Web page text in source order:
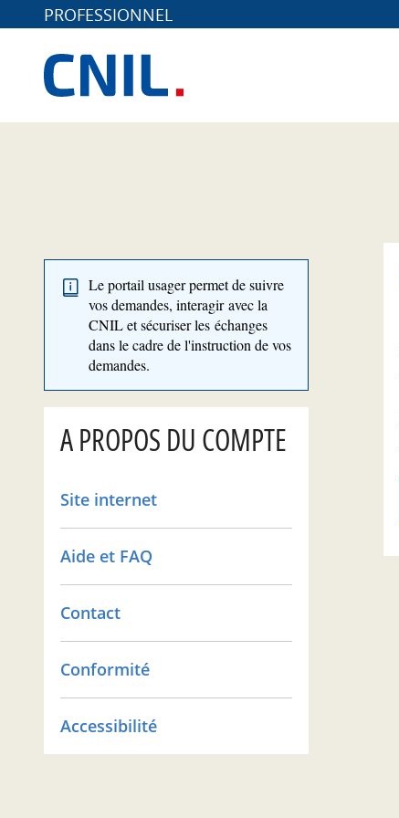
PROFESSIONNEL
Le portail usager permet de suivre
vos demandes, interagir avec la
CNIL et sécuriser les échanges
dans le cadre de l'instruction de vos
demandes.
A PROPOS DU COMPTE
Site internet
Aide et FAQ
Contact
Conformité
Accessibilité